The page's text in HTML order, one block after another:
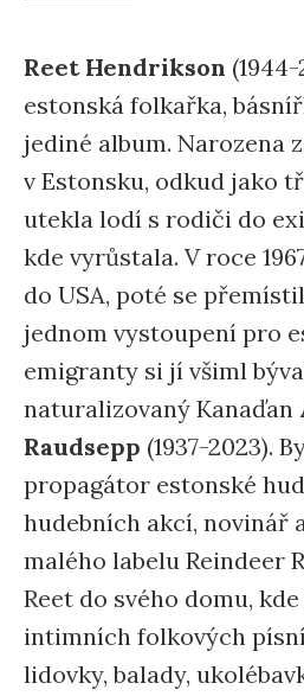
Reet Hendrikson
estonská folkařka,
jediné album. Narozena
v Estonsku, odkud jako
utekla lodí s rodiči do
kde vyrůstala. V roce
do USA, poté se
jednom vystoupení pro
emigranty si jí všiml
naturalizovaný Kanaďan
Raudsepp (1937-2023).
propagátor estonské
hudebních akcí, novinář
malého labelu Reindeer
Reet do svého domu,
intimních folkových
lidovky, balady,